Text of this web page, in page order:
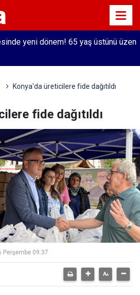
yeni dönem! 65 yaş üstünü üzen
Konya'da üreticilere fide dağıtıldı
fide dağıtıldı
Perşembe 09:37